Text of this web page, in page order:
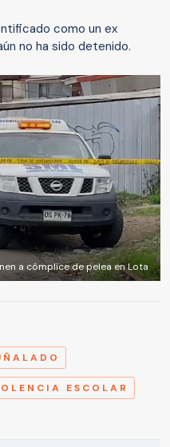
como un ex
no ha sido detenido.
a cómplice de pelea en Lota
ESCOLAR